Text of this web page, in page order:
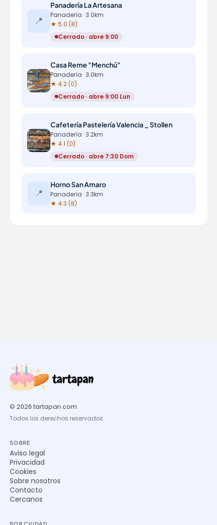
📍
Panadería La Artesana
Panadería · 3.0km
★ 5.0 (8)
Cerrado · abre 9:00
Casa Reme "Menchú"
Panadería · 3.0km
★ 4.2 (0)
Cerrado · abre 9:00 Lun
Cafetería Pastelería Valencia _ Stollen
Panadería · 3.2km
★ 4.1 (0)
Cerrado · abre 7:30 Dom
📍
Horno San Amaro
Panadería · 3.3km
★ 4.3 (8)
© 2026 tartapan.com
Todos los derechos reservados
SOBRE
Aviso legal
Privacidad
Cookies
Sobre nosotros
Contacto
Cercanos